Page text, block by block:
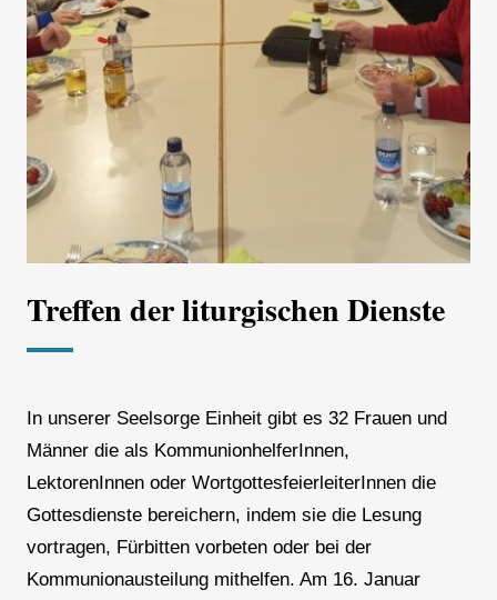
Treffen der liturgischen Dienste
In unserer Seelsorge Einheit gibt es 32 Frauen und
Männer die als KommunionhelferInnen,
LektorenInnen oder WortgottesfeierleiterInnen die
Gottesdienste bereichern, indem sie die Lesung
vortragen, Fürbitten vorbeten oder bei der
Kommunionausteilung mithelfen. Am 16. Januar